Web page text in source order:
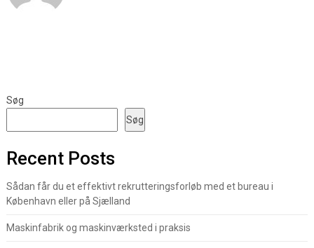
Søg
Søg
Recent Posts
Sådan får du et effektivt rekrutteringsforløb med et bureau i
København eller på Sjælland
Maskinfabrik og maskinværksted i praksis